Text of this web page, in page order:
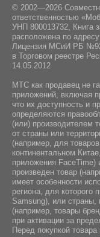
© 2002—2026
ответственностью
УНП 800013732, Книга
расположена по
Лицензия МСиИ РБ
в Торговом реестре
14.05.2012
МТС как продавец не
приложений, включая
что их доступность и
определяются
(или) производителем
от страны или
(например, для
континентальном
приложения FaceTime)
произведен товар
имеет особенности
региона, для которого
Samsung), или страны,
(например, товары
при активации за
Перед покупкой